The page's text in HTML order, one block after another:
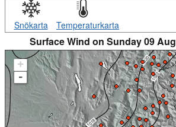
Snökarta Temperaturkarta
Surface Wind on Sunday 09
+
-